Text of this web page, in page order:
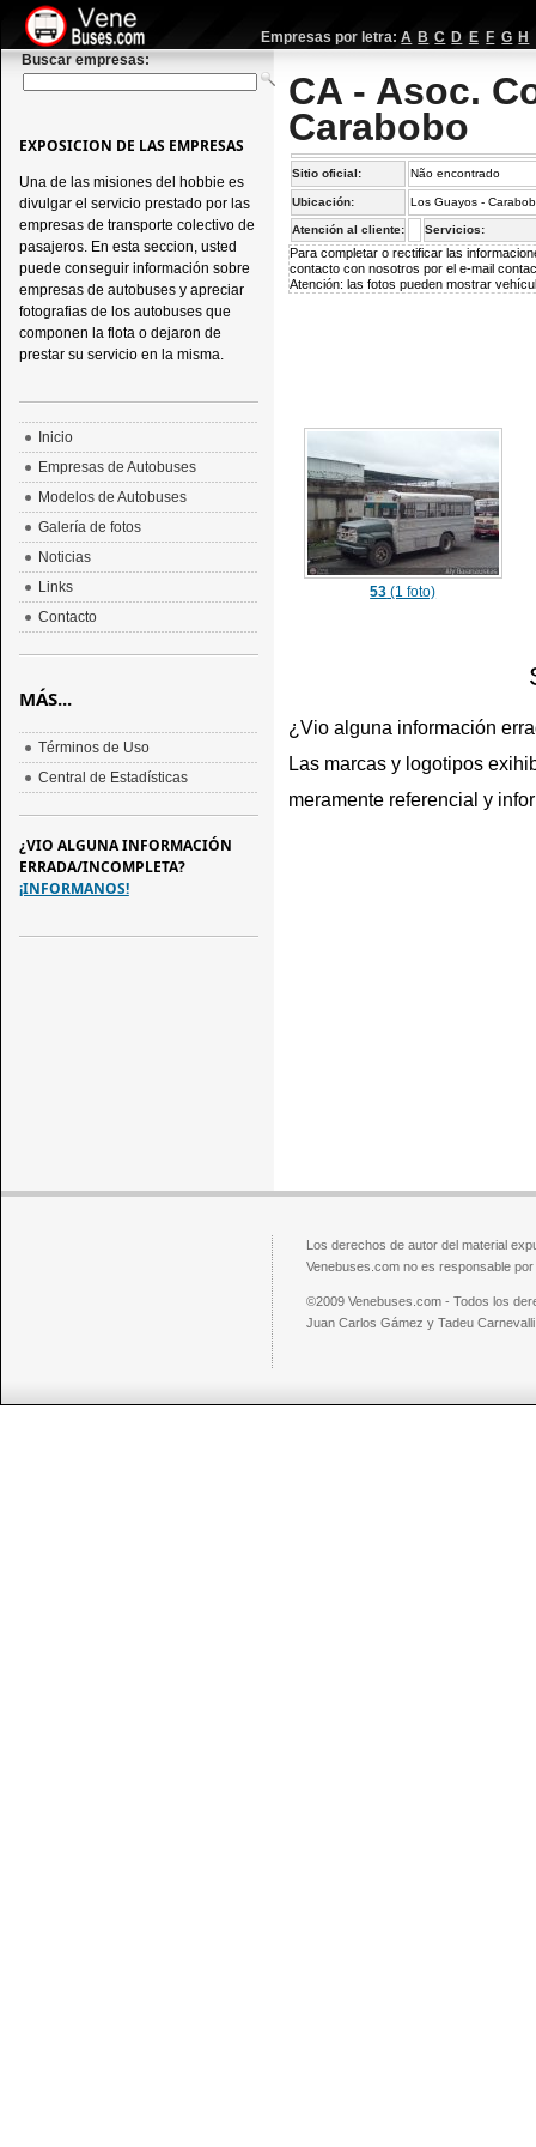
Empresas por letra: A B C D E F G H
Buscar empresas:
CA - Asoc.
Carabobo
Sitio oficial: Não encontrado
Ubicación: Los Guayos -
Atención al cliente: Servicios:
Para completar o rectificar las
contacto con nosotros por el e-mail
Atención: las fotos pueden mostrar
53 (1 foto)
¿Vio alguna información
Las marcas y logotipos
meramente referencial y
EXPOSICION DE LAS EMPRESAS
Una de las misiones del hobbie es
divulgar el servicio prestado por las
empresas de transporte colectivo de
pasajeros. En esta seccion, usted
puede conseguir información sobre
empresas de autobuses y apreciar
fotografias de los autobuses que
componen la flota o dejaron de
prestar su servicio en la misma.
Inicio
Empresas de Autobuses
Modelos de Autobuses
Galería de fotos
Noticias
Links
Contacto
MÁS...
Términos de Uso
Central de Estadísticas
¿VIO ALGUNA INFORMACIÓN
ERRADA/INCOMPLETA?
¡INFORMANOS!
Los derechos de autor del material
Venebuses.com no es responsable
©2009 Venebuses.com - Todos los
Juan Carlos Gámez y Tadeu Carnevalli